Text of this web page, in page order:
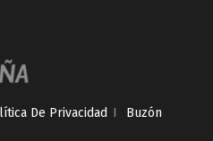
De Privacidad I
Buzón